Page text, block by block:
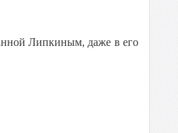
Липкиным, даже в его